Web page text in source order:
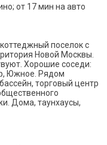
от 17 мин на авто
поселок с
Новой Москвы.
Хорошие соседи:
Южное. Рядом
торговый центр
Дома, таунхаусы,